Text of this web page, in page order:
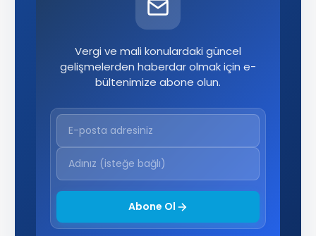
Vergi ve mali konulardaki güncel
gelişmelerden haberdar olmak için e-
bültenimize abone olun.
Abone Ol